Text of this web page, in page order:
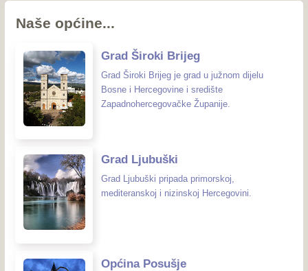
Naše općine...
Grad Široki Brijeg
Grad Široki Brijeg je grad u južnom dijelu
Bosne i Hercegovine i središte
Zapadnohercegovačke Županije.
Grad Ljubuški
Grad Ljubuški pripada primorskoj,
mediteranskoj i nizinskoj Hercegovini.
Općina Posušje